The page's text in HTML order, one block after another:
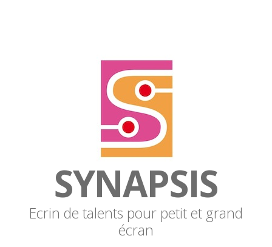
SYNAPSIS
Ecrin de talents pour petit et grand
écran